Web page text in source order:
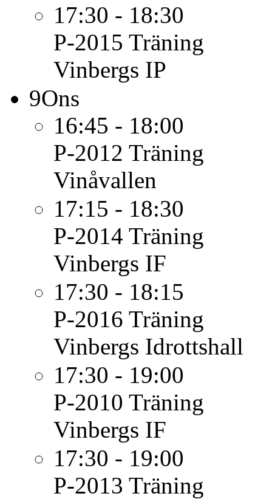
17:30 - 18:30
P-2015 Träning
Vinbergs IP
9Ons
16:45 - 18:00
P-2012 Träning
Vinåvallen
17:15 - 18:30
P-2014 Träning
Vinbergs IF
17:30 - 18:15
P-2016 Träning
Vinbergs Idrottshall
17:30 - 19:00
P-2010 Träning
Vinbergs IF
17:30 - 19:00
P-2013 Träning